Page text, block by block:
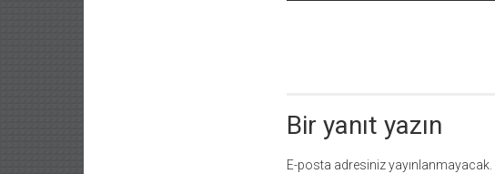
Bir yanıt yazın
E-posta adresiniz yayınlanmayacak.